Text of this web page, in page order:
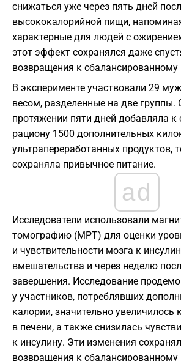
снижаться уже через пять дней
высококалорийной пищи,
характерные для людей с
этот эффект сохранялся даже
возвращения к
В эксперименте участвовали 29
весом, разделенные на две группы.
протяжении пяти дней добавляла
рациону 1500 дополнительных
ультрапереработанных продуктов,
сохраняла привычное питание.
ad
Исследователи использовали
томографию (МРТ) для оценки
и чувствительности мозга к
вмешательства и через неделю
завершения. Исследование
у участников, потреблявших
калории, значительно увеличилось
в печени, а также снизилась
к инсулину. Эти изменения
возвращения к